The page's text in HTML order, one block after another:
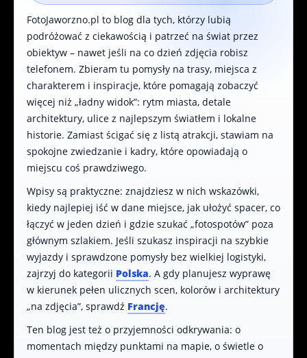
FotoJaworzno.pl to blog dla tych, którzy lubią
podróżować z ciekawością i patrzeć na świat przez
obiektyw – nawet jeśli na co dzień zdjęcia robisz
telefonem. Zbieram tu pomysły na trasy, miejsca z
charakterem i inspiracje, które pomagają zobaczyć
więcej niż „ładny widok”: rytm miasta, detale
architektury, ulice z najlepszym światłem i lokalne
historie. Zamiast ścigać się z listą atrakcji, stawiam na
spokojne zwiedzanie i kadry, które opowiadają o
miejscu coś prawdziwego.
Wpisy są praktyczne: znajdziesz w nich wskazówki,
kiedy najlepiej iść w dane miejsce, jak ułożyć spacer, co
łączyć w jeden dzień i gdzie szukać „fotospotów” poza
głównym szlakiem. Jeśli szukasz inspiracji na szybkie
wyjazdy i sprawdzone pomysły bez wielkiej logistyki,
zajrzyj do kategorii Polska. A gdy planujesz wyprawę
w kierunek pełen ulicznych scen, kolorów i architektury
„na zdjęcia”, sprawdź Francję.
Ten blog jest też o przyjemności odkrywania: o
momentach między punktami na mapie, o świetle o